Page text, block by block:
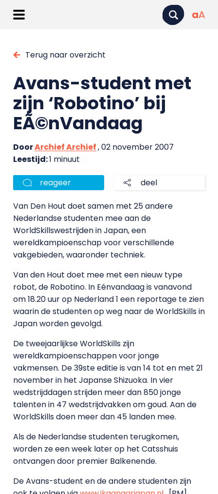
aA
Terug naar overzicht
Avans-student met
zijn ‘Robotino’ bij
EÃ©nVandaag
DoorArchief Archief, 02 november 2007
Leestijd:1 minuut
reageer deel
Van Den Hout doet samen met 25 andere
Nederlandse studenten mee aan de
WorldSkillswestrijden in Japan, een
wereldkampioenschap voor verschillende
vakgebieden, waaronder techniek.
Van den Hout doet mee met een nieuw type
robot, de Robotino. In Eénvandaag is vanavond
om 18.20 uur op Nederland 1 een reportage te zien
waarin de studenten op weg naar de WorldSkills in
Japan worden gevolgd.
De tweejaarlijkse WorldSkills zijn
wereldkampioenschappen voor jonge
vakmensen. De 39ste editie is van 14 tot en met 21
november in het Japanse Shizuoka. In vier
wedstrijddagen strijden meer dan 850 jonge
talenten in 47 wedstrijdvakken om goud. Aan de
WorldSkills doen meer dan 45 landen mee.
Als de Nederlandse studenten terugkomen,
worden ze een week later op het Catsshuis
ontvangen door premier Balkenende.
De Avans-student en de andere studenten zijn